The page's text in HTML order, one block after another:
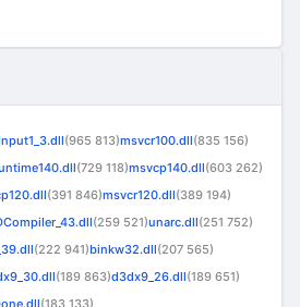
(965 813)msvcr100.dll(835 156)
(729 118)msvcp140.dll(603 262)
(391 846)msvcr120.dll(389 194)
(259 521)unarc.dll(251 752)
(222 941)binkw32.dll(207 565)
(189 863)d3dx9_26.dll(189 651)